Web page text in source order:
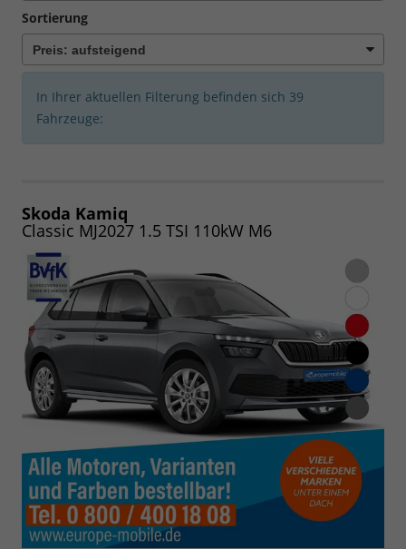
Sortierung
In Ihrer aktuellen Filterung befinden sich 39
Fahrzeuge:
Skoda Kamiq
Classic MJ2027 1.5 TSI 110kW M6